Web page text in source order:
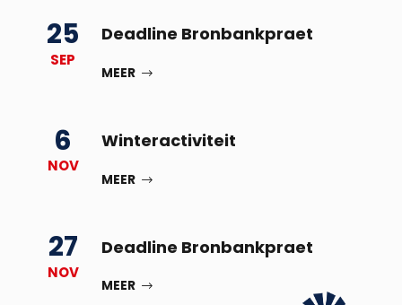
25
SEP
Deadline Bronbankpraet
MEER
6
NOV
Winteractiviteit
MEER
27
NOV
Deadline Bronbankpraet
MEER